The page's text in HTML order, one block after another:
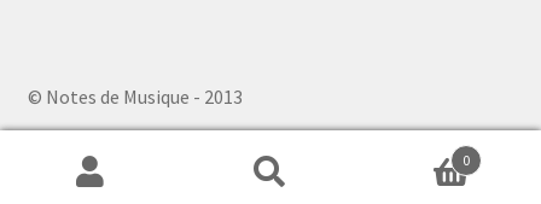
© Notes de Musique - 2013
0